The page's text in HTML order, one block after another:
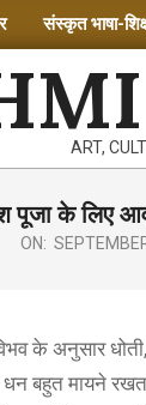
संस्कृत भाषा-
ART,
पूजा के लिए
ON:
के अनुसार
बहुत मायने